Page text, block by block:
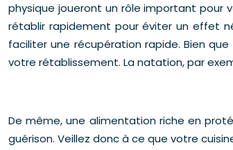
physique joueront un rôle important pour
rétablir rapidement pour éviter un effet
faciliter une récupération rapide. Bien
votre rétablissement. La natation, par
De même, une alimentation riche en
guérison. Veillez donc à ce que votre